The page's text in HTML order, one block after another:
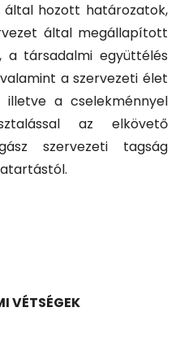
hozott határozatok,
által megállapított
a társadalmi együttélés
a szervezeti élet
illetve a cselekménnyel
az elkövető
szervezeti tagság
VÉTSÉGEK